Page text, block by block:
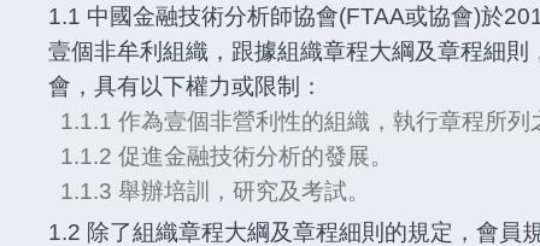
1.1 中國金融技術分析師協會(FTAA或協會)於
壹個非牟利組織，跟據組織章程大綱及章程細則
會，具有以下權力或限制：
1.1.1 作為壹個非營利性的組織，執行章程所列
1.1.2 促進金融技術分析的發展。
1.1.3 舉辦培訓，研究及考試。
1.2 除了組織章程大綱及章程細則的規定，會員